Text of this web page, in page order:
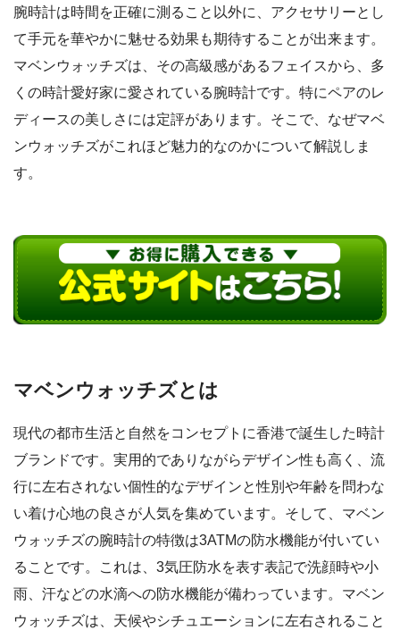
腕時計は時間を正確に測ること以外に、アクセサリーとし
て手元を華やかに魅せる効果も期待することが出来ます。
マベンウォッチズは、その高級感があるフェイスから、多
くの時計愛好家に愛されている腕時計です。特にペアのレ
ディースの美しさには定評があります。そこで、なぜマベ
ンウォッチズがこれほど魅力的なのかについて解説しま
す。
マベンウォッチズとは
現代の都市生活と自然をコンセプトに香港で誕生した時計
ブランドです。実用的でありながらデザイン性も高く、流
行に左右されない個性的なデザインと性別や年齢を問わな
い着け心地の良さが人気を集めています。そして、マベン
ウォッチズの腕時計の特徴は3ATMの防水機能が付いてい
ることです。これは、3気圧防水を表す表記で洗顔時や小
雨、汗などの水滴への防水機能が備わっています。マベン
ウォッチズは、天候やシチュエーションに左右されること